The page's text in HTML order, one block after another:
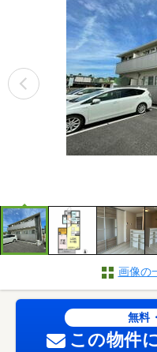
画像の
無料
この物件